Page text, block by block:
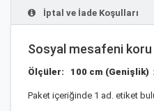
İptal ve İade Koşulları
Sosyal mesafeni
Ölçüler: 100 cm (Genişlik)
Paket içeriğinde 1 ad. etiket